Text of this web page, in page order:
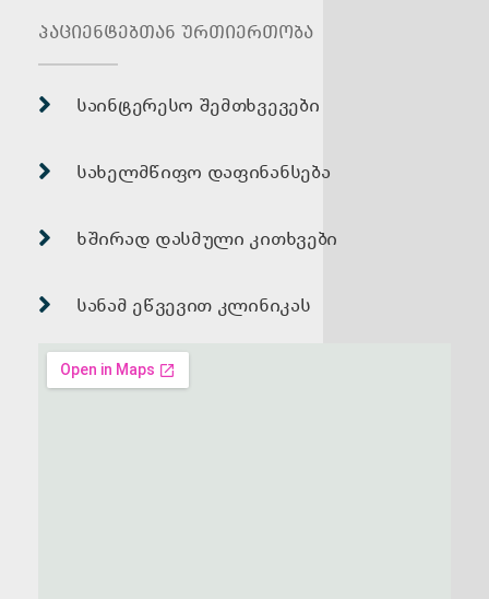
პაციენტებთან ურთიერთობა
საინტერესო შემთხვევები
სახელმწიფო დაფინანსება
ხშირად დასმული კითხვები
სანამ ეწვევით კლინიკას